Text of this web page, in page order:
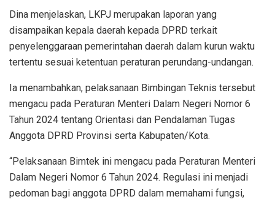
Dina menjelaskan, LKPJ merupakan laporan yang
disampaikan kepala daerah kepada DPRD terkait
penyelenggaraan pemerintahan daerah dalam kurun waktu
tertentu sesuai ketentuan peraturan perundang-undangan.
Ia menambahkan, pelaksanaan Bimbingan Teknis tersebut
mengacu pada Peraturan Menteri Dalam Negeri Nomor 6
Tahun 2024 tentang Orientasi dan Pendalaman Tugas
Anggota DPRD Provinsi serta Kabupaten/Kota.
“Pelaksanaan Bimtek ini mengacu pada Peraturan Menteri
Dalam Negeri Nomor 6 Tahun 2024. Regulasi ini menjadi
pedoman bagi anggota DPRD dalam memahami fungsi,